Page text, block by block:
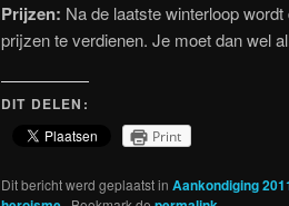
Prijzen: Na de laatste winterloop
prijzen te verdienen. Je moet dan wel
DIT DELEN:
Print
Dit bericht werd geplaatst in Aankondiging